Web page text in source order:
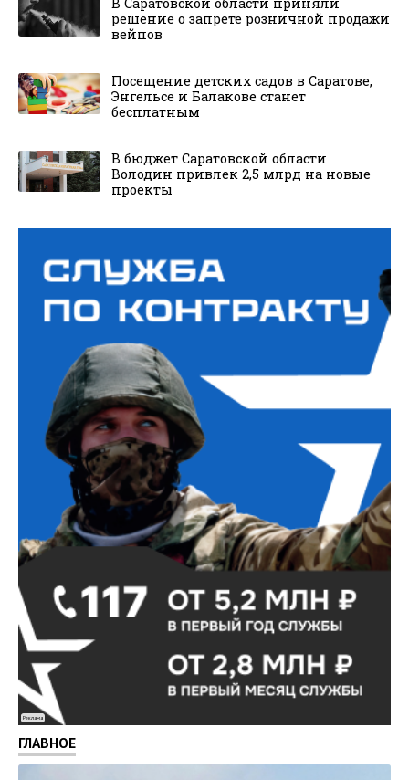
решение о запрете розничной продажи
вейпов
Посещение детских садов в Саратове,
Энгельсе и Балакове станет
бесплатным
В бюджет Саратовской области
Володин привлек 2,5 млрд на новые
проекты
Реклама
ГЛАВНОЕ